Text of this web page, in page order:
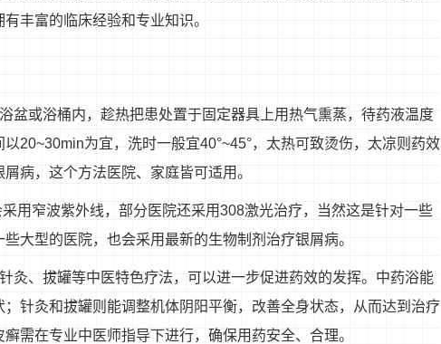
丰富的临床经验和专业知识。
盆或浴桶内，趁热把患处置于固定器具上用热气熏蒸，待药液温度
20~30min为宜，洗时一般宜40°~45°，太热可致烫伤，太凉则药效
病，这个方法医院、家庭皆可适用。
用窄波紫外线，部分医院还采用308激光治疗，当然这是针对一些
大型的医院，也会采用最新的生物制剂治疗银屑病。
灸、拔罐等中医特色疗法，可以进一步促进药效的发挥。中药浴能
针灸和拔罐则能调整机体阴阳平衡，改善全身状态，从而达到治疗
需在专业中医师指导下进行，确保用药安全、合理。